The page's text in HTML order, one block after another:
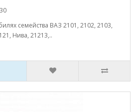
семейства ВАЗ 2101, 2102, 2103,
Нива, 21213,..